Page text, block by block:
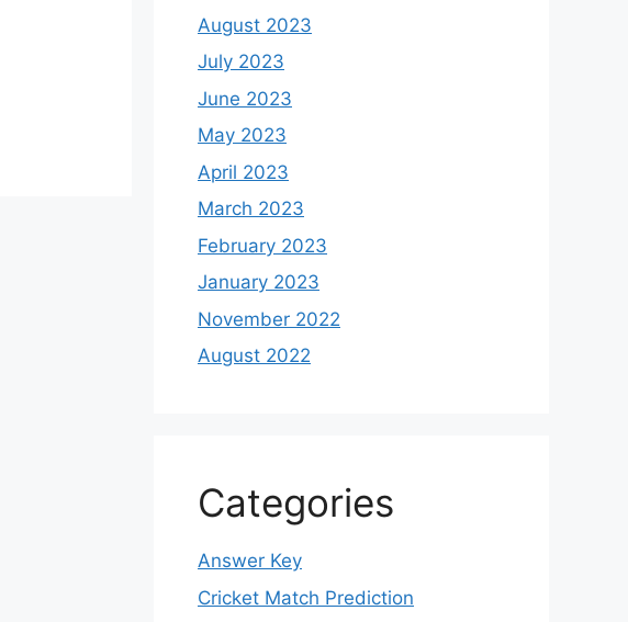
August 2023
July 2023
June 2023
May 2023
April 2023
March 2023
February 2023
January 2023
November 2022
August 2022
Categories
Answer Key
Cricket Match Prediction